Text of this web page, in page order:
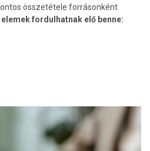
összetétele forrásonként
fordulhatnak elő benne: